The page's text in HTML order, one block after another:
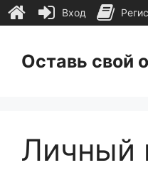
содержимому
Оставь свой
Личный
Вход